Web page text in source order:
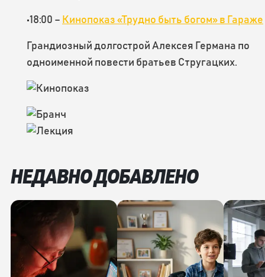
•18:00 – Кинопоказ «Трудно быть богом» в Гараже
Грандиозный долгострой Алексея Германа по
одноименной повести братьев Стругацких.
НЕДАВНО ДОБАВЛЕНО